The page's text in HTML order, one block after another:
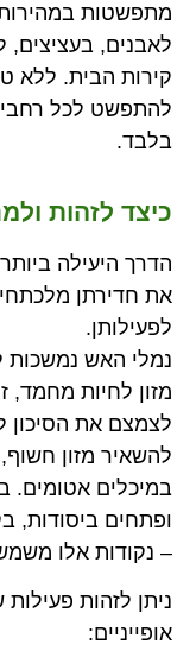
מתפשטות
לאבנים, בעציצים,
קירות הבית. ללא
להתפשט לכל רחבי
בלבד.
כיצד לזהות
הדרך היעילה
את חדירתן
לפעילותן.
נמלי האש נמשכות
מזון לחיות מחמד,
לצמצם את הסיכון
להשאיר מזון
במיכלים אטומים.
ופתחים ביסודות,
– נקודות אלו
ניתן לזהות
אופייניים: